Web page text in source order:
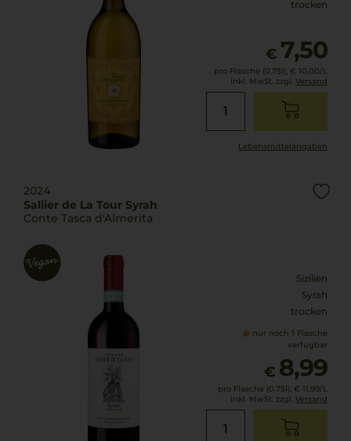
trocken
€ 7,50
pro Flasche (0.75l), € 10,00/L
inkl. MwSt. zzgl. Versand
Lebensmittel­angaben
2024
Sallier de La Tour Syrah
Conte Tasca d'Almerita
Sizilien
Syrah
trocken
nur noch 1 Flasche
verfügbar
€ 8,99
pro Flasche (0.75l), € 11,99/L
inkl. MwSt. zzgl. Versand